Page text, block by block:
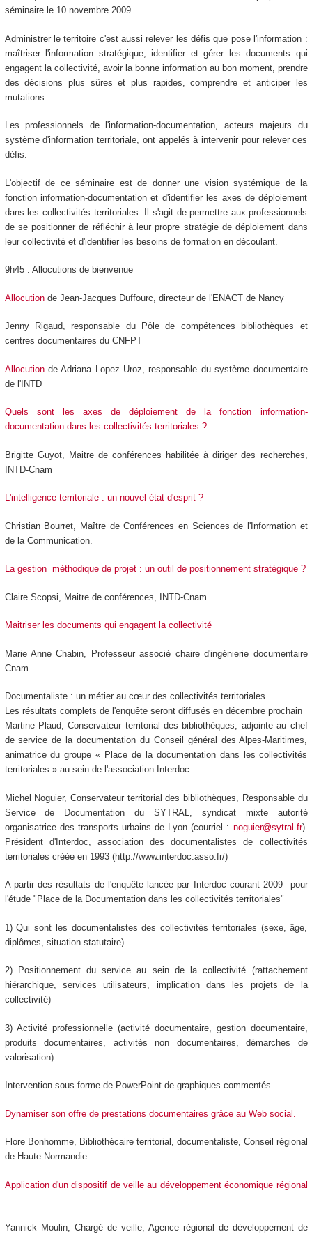
séminaire le 10 novembre 2009.
Administrer le territoire c'est aussi relever les défis que pose l'information :
maîtriser l'information stratégique, identifier et gérer les documents qui
engagent la collectivité, avoir la bonne information au bon moment, prendre
des décisions plus sûres et plus rapides, comprendre et anticiper les
mutations.
Les professionnels de l'information-documentation, acteurs majeurs du
système d'information territoriale, ont appelés à intervenir pour relever ces
défis.
L'objectif de ce séminaire est de donner une vision systémique de la
fonction information-documentation et d'identifier les axes de déploiement
dans les collectivités territoriales. Il s'agit de permettre aux professionnels
de se positionner de réfléchir à leur propre stratégie de déploiement dans
leur collectivité et d'identifier les besoins de formation en découlant.
9h45 : Allocutions de bienvenue
Allocutionde Jean-Jacques Duffourc, directeur de l'ENACT de Nancy
Jenny Rigaud, responsable du Pôle de compétences bibliothèques et
centres documentaires du CNFPT
Allocutionde Adriana Lopez Uroz, responsable du système documentaire
de l'INTD
Quels sont les axes de déploiement de la fonction information-
documentation dans les collectivités territoriales ?
Brigitte Guyot, Maitre de conférences habilitée à diriger des recherches,
INTD-Cnam
L'intelligence territoriale : un nouvel état d'esprit ?
Christian Bourret, Maître de Conférences en Sciences de l'Information et
de la Communication.
La gestion méthodique de projet : un outil de positionnement stratégique ?
Claire Scopsi, Maitre de conférences, INTD-Cnam
Maitriser les documents qui engagent la collectivité
Marie Anne Chabin, Professeur associé chaire d'ingénierie documentaire
Cnam
Documentaliste : un métier au cœur des collectivités territoriales
Les résultats complets de l'enquête seront diffusés en décembre prochain
Martine Plaud, Conservateur territorial des bibliothèques, adjointe au chef
de service de la documentation du Conseil général des Alpes-Maritimes,
animatrice du groupe « Place de la documentation dans les collectivités
territoriales » au sein de l'association Interdoc
Michel Noguier, Conservateur territorial des bibliothèques, Responsable du
Service de Documentation du SYTRAL, syndicat mixte autorité
organisatrice des transports urbains de Lyon (courriel : noguier@sytral.fr).
Président d'Interdoc, association des documentalistes de collectivités
territoriales créée en 1993 (http://www.interdoc.asso.fr/)
A partir des résultats de l'enquête lancée par Interdoc courant 2009 pour
l'étude "Place de la Documentation dans les collectivités territoriales"
1) Qui sont les documentalistes des collectivités territoriales (sexe, âge,
diplômes, situation statutaire)
2) Positionnement du service au sein de la collectivité (rattachement
hiérarchique, services utilisateurs, implication dans les projets de la
collectivité)
3) Activité professionnelle (activité documentaire, gestion documentaire,
produits documentaires, activités non documentaires, démarches de
valorisation)
Intervention sous forme de PowerPoint de graphiques commentés.
Dynamiser son offre de prestations documentaires grâce au Web social.
Flore Bonhomme, Bibliothécaire territorial, documentaliste, Conseil régional
de Haute Normandie
Application d'un dispositif de veille au développement économique régional
Yannick Moulin, Chargé de veille, Agence régional de développement de